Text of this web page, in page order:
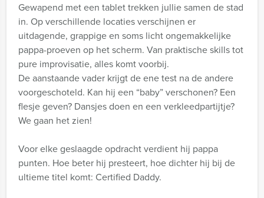
Gewapend met een tablet trekken jullie samen de stad
in. Op verschillende locaties verschijnen er
uitdagende, grappige en soms licht ongemakkelijke
pappa-proeven op het scherm. Van praktische skills tot
pure improvisatie, alles komt voorbij.
De aanstaande vader krijgt de ene test na de andere
voorgeschoteld. Kan hij een “baby” verschonen? Een
flesje geven? Dansjes doen en een verkleedpartijtje?
We gaan het zien!
Voor elke geslaagde opdracht verdient hij pappa
punten. Hoe beter hij presteert, hoe dichter hij bij de
ultieme titel komt: Certified Daddy.